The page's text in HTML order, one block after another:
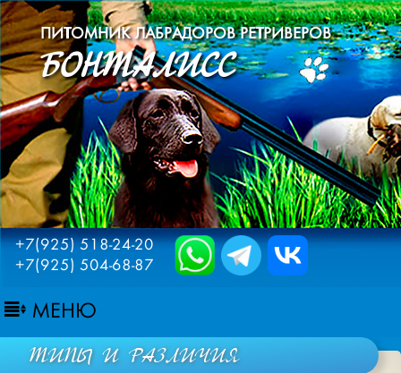
ПИТОМНИК ЛАБРАДОРОВ РЕТРИВЕРОВ
БОНТАЛИСС
+7(925) 518-24-20
+7(925) 504-68-87
МЕНЮ
ТИПЫ И РАЗЛИЧИЯ